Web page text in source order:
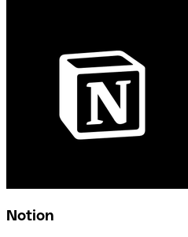
Notion